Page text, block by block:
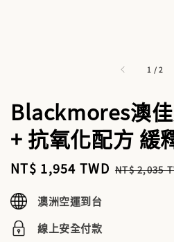
1 /2
Blackmores澳
+ 抗氧化配方 緩
Sale
NT$ 1,954 TWD Regular
NT$ 2,035
澳洲空運到台
線上安全付款